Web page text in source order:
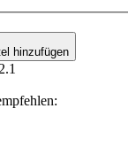
hinzufügen